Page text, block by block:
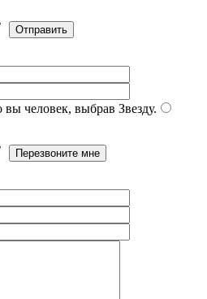
вы человек, выбрав Звезду.